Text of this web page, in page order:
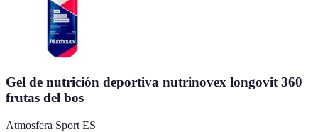
Gel de nutrición deportiva nutrinovex longovit 360
frutas del bos
Atmosfera Sport ES